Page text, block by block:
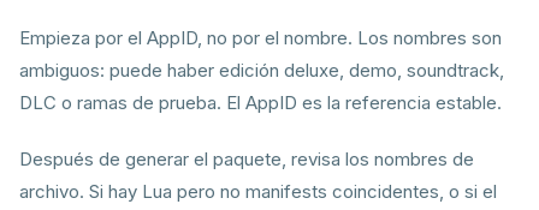
Empieza por el AppID, no por el nombre. Los nombres son
ambiguos: puede haber edición deluxe, demo, soundtrack,
DLC o ramas de prueba. El AppID es la referencia estable.
Después de generar el paquete, revisa los nombres de
archivo. Si hay Lua pero no manifests coincidentes, o si el